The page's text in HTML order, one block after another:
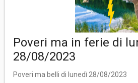
Poveri ma in ferie di
28/08/2023
Poveri ma belli di lunedì 28/08/2023